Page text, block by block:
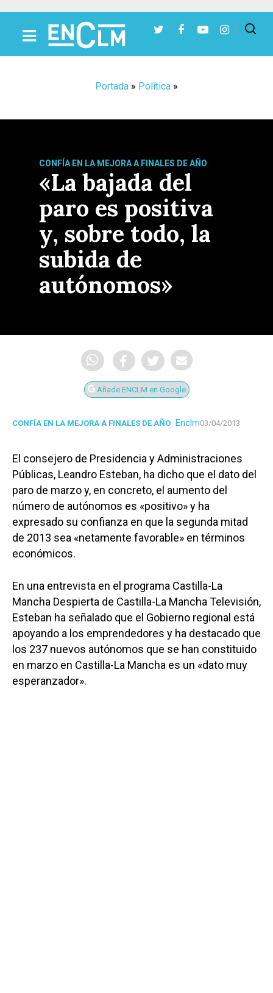
Portada » Política »
CONFÍA EN LA MEJORA A FINALES DE AÑO
«La bajada del
paro es positiva
y, sobre todo, la
subida de
autónomos»
Añade ENCLM en Google
CONFÍA EN LA MEJORA A FINALES DE AÑO Enclm03/04/2013
El consejero de Presidencia y Administraciones
Públicas, Leandro Esteban, ha dicho que el dato del
paro de marzo y, en concreto, el aumento del
número de autónomos es «positivo» y ha
expresado su confianza en que la segunda mitad
de 2013 sea «netamente favorable» en términos
económicos.
En una entrevista en el programa Castilla-La
Mancha Despierta de Castilla-La Mancha Televisión,
Esteban ha señalado que el Gobierno regional está
apoyando a los emprendedores y ha destacado que
los 237 nuevos autónomos que se han constituido
en marzo en Castilla-La Mancha es un «dato muy
esperanzador».